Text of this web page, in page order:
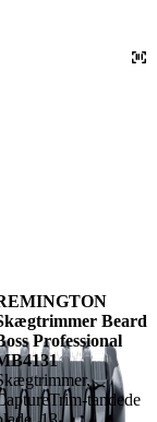
Beard
Professional
tandede